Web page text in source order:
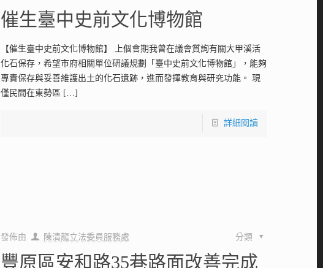
催生臺中史前文化博物館
【催生臺中史前文化博物館】 上個會期我曾在議會質詢有關大甲溪活
化石保存，希望市府相關單位研議規劃「臺中史前文化博物館」，能夠
專責保存與妥善維護出土的化石遺跡，進而發揮教育與研究功能。 現
僅民間在東勢區 […]
詳細閱讀
發佈由 陳清龍立法委員服務處 分類
豐原區安和路35巷路面改善完成